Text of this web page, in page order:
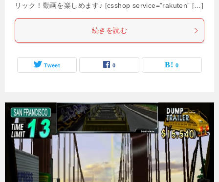
リック！動画を楽しめます♪ [csshop service=”rakuten” […]
続きを読む
Tweet 0 0